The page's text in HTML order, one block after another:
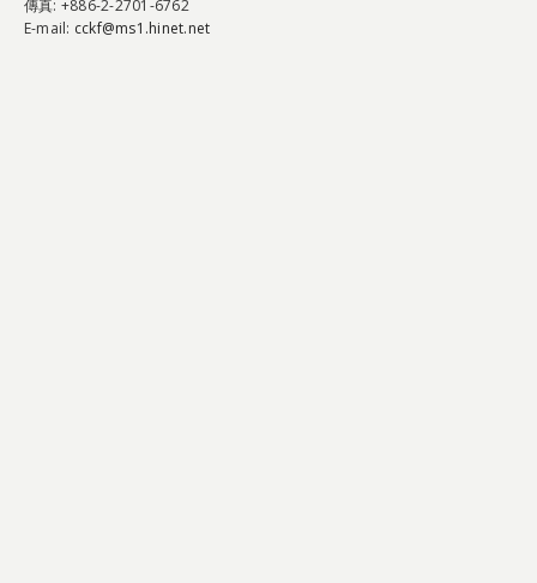
傳真: +886-2-2701-6762
E-mail: cckf@ms1.hinet.net